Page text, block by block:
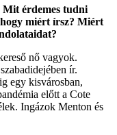
érdemes tudni
miért írsz? Miért
nő vagyok.
ír.
egy kisvárosban,
előtt a Cote
Ingázok Menton és